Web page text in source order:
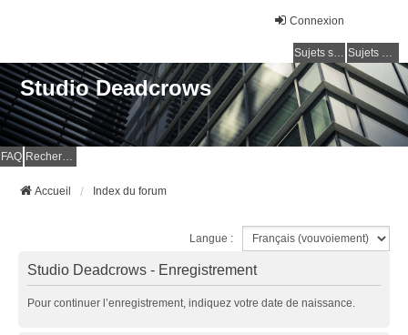
Connexion
Sujets sans réponse Sujets actifs
Studio Deadcrows
FAQ Rechercher
Accueil Index du forum
Langue :
Studio Deadcrows - Enregistrement
Pour continuer l’enregistrement, indiquez votre date de naissance.